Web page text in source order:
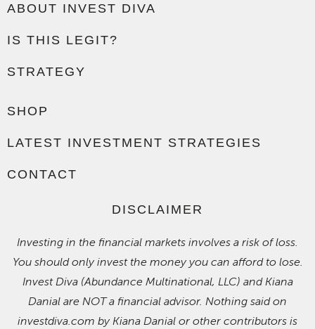
ABOUT INVEST DIVA
IS THIS LEGIT?
STRATEGY
SHOP
LATEST INVESTMENT STRATEGIES
CONTACT
DISCLAIMER
Investing in the financial markets involves a risk of loss.
You should only invest the money you can afford to lose.
Invest Diva (Abundance Multinational, LLC) and Kiana
Danial are NOT a financial advisor. Nothing said on
investdiva.com by Kiana Danial or other contributors is